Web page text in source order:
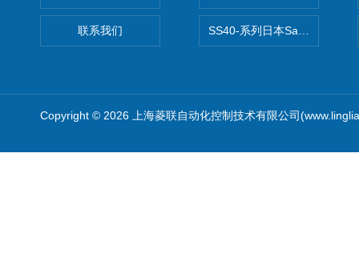
联系我们 SS40-系列日本Sawamura泽
Copyright © 2026 上海菱联自动化控制技术有限公司